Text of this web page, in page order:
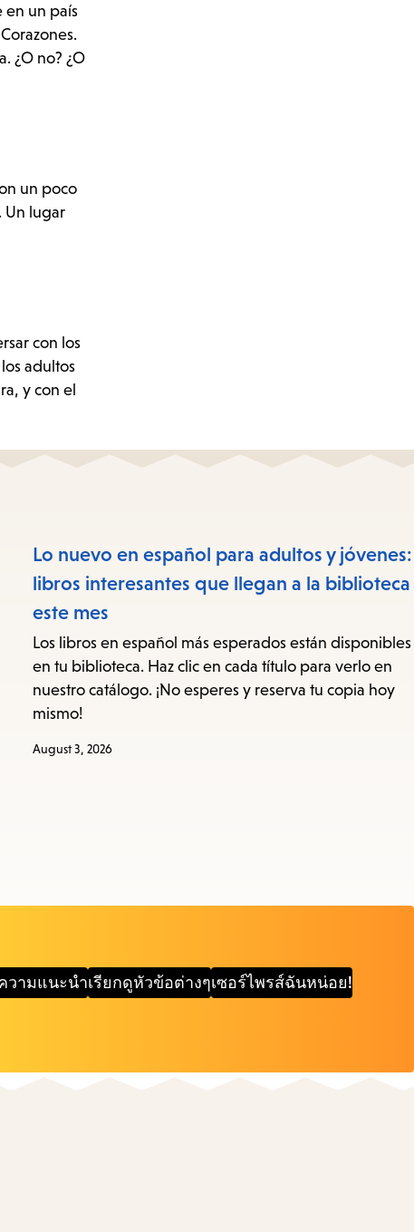
en un país
¿O no? ¿O
un poco
Un lugar
con los
adultos
y con el
Lo nuevo en español para adultos y jóvenes:
libros interesantes que llegan a la biblioteca
este mes
Los libros en español más esperados están disponibles
en tu biblioteca. Haz clic en cada título para verlo en
nuestro catálogo. ¡No esperes y reserva tu copia hoy
mismo!
August 3, 2026
วามแนะนำเรียกดูหัวข้อต่างๆเซอร์ไพรส์ฉันหน่อย!